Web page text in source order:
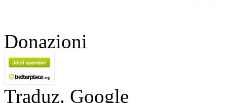
Donazioni
Traduz. Google